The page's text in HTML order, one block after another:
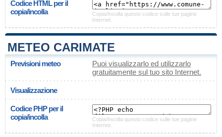
Codice HTML per il
copia/incolla
Copia/Incolla questo codice sulle tue pagine
Internet.
METEO CARIMATE
Previsioni meteo
Puoi visualizzarlo ed utilizzarlo
gratuitamente sul tuo sito Internet.
Visualizzazione
Codice PHP per il
copia/incolla
Copia/Incolla questo codice sulle tue pagine
Internet.